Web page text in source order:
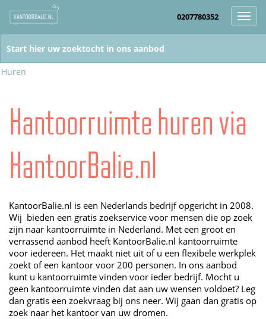
0207780352
Huren
Kantoorruimte huren via
KantoorBalie.nl
KantoorBalie.nl is een Nederlands bedrijf opgericht in 2008.
Wij bieden een gratis zoekservice voor mensen die op zoek
zijn naar kantoorruimte in Nederland. Met een groot en
verrassend aanbod heeft KantoorBalie.nl kantoorruimte
voor iedereen. Het maakt niet uit of u een flexibele werkplek
zoekt of een kantoor voor 200 personen. In ons aanbod
kunt u kantoorruimte vinden voor ieder bedrijf. Mocht u
geen kantoorruimte vinden dat aan uw wensen voldoet? Leg
dan gratis een zoekvraag bij ons neer. Wij gaan dan gratis op
zoek naar het kantoor van uw dromen.